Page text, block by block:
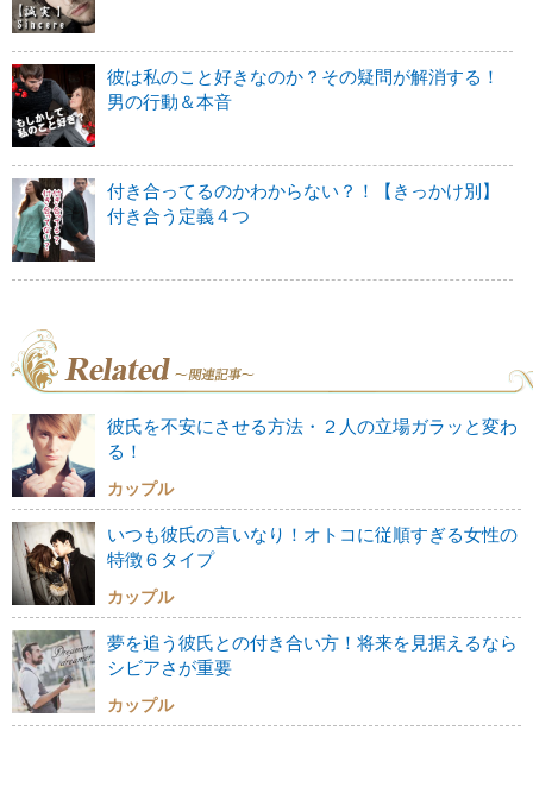
彼は私のこと好きなのか？その疑問が解消する！
男の行動＆本音
付き合ってるのかわからない？！【きっかけ別】
付き合う定義４つ
彼氏を不安にさせる方法・２人の立場ガラッと変わ
る！
カップル
いつも彼氏の言いなり！オトコに従順すぎる女性の
特徴６タイプ
カップル
夢を追う彼氏との付き合い方！将来を見据えるなら
シビアさが重要
カップル